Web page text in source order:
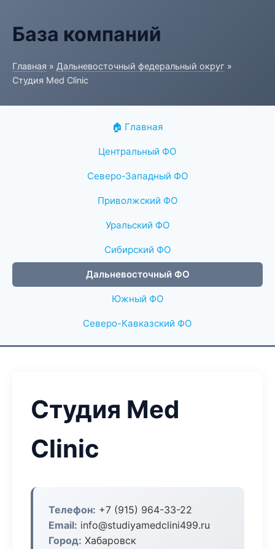
База компаний
Главная » Дальневосточный федеральный округ »
Студия Med Clinic
🏠 Главная
Центральный ФО
Северо-Западный ФО
Приволжский ФО
Уральский ФО
Сибирский ФО
Дальневосточный ФО
Южный ФО
Северо-Кавказский ФО
Студия Med
Clinic
Телефон: +7 (915) 964-33-22
Email: info@studiyamedclini499.ru
Город: Хабаровск